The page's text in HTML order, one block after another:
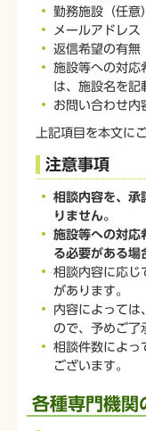
勤務施設（任意）
メールアドレス
返信希望の有無
施設等への対
は、施設名を記
お問い合わせ内
上記項目を本文に
注意事項
相談内容を、承
りません。
施設等への対応
る必要がある場
相談内容に応じ
があります。
内容によっては
ので、予めご了
相談件数によっ
ございます。
各種専門機関